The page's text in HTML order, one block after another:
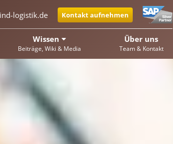
logistik.de Kontakt aufnehmen
Wissen
Beiträge, Wiki & Media
Über uns
Team & Kontakt